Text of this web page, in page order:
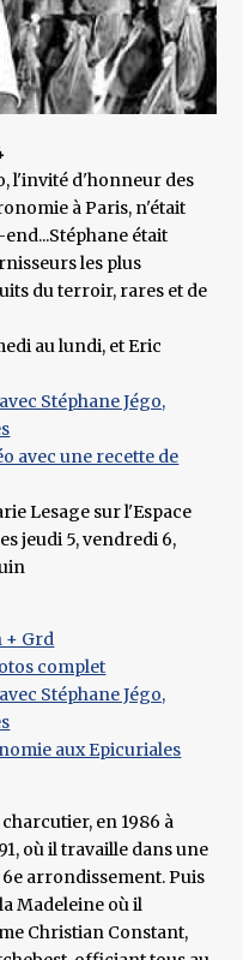
l'invité d'honneur des
à Paris, n'était
était
les plus
du terroir, rares et de
au lundi, et Eric
Stéphane Jégo,
avec une recette de
Lesage sur l'Espace
jeudi 5, vendredi 6,
+ Grd
complet
Stéphane Jégo,
aux Epicuriales
en 1986 à
où il travaille dans une
arrondissement. Puis
Madeleine où il
Christian Constant,